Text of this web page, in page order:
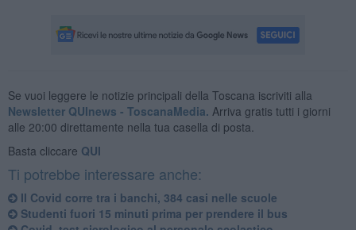
Se vuoi leggere le notizie principali della Toscana iscriviti alla
Newsletter QUInews - ToscanaMedia. Arriva gratis tutti i giorni
alle 20:00 direttamente nella tua casella di posta.
Basta cliccare QUI
Ti potrebbe interessare anche:
Il Covid corre tra i banchi, 384 casi nelle scuole
Studenti fuori 15 minuti prima per prendere il bus